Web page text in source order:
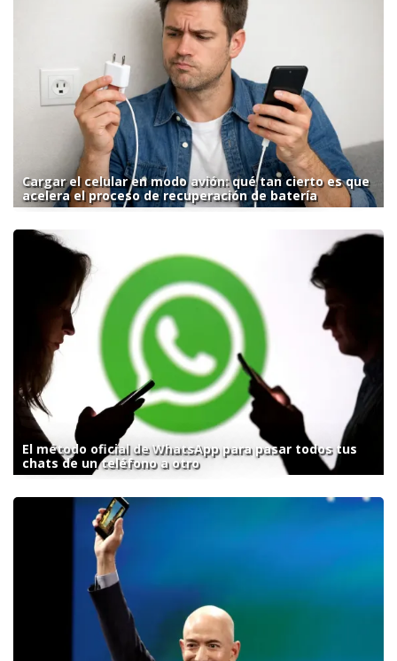
Cargar el celular en modo avión: qué tan cierto es que
acelera el proceso de recuperación de batería
El método oficial de WhatsApp para pasar todos tus
chats de un teléfono a otro